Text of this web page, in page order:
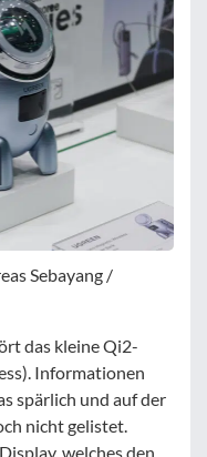
Sebayang /
das kleine Qi2-
Informationen
spärlich und auf der
nicht gelistet.
welches den